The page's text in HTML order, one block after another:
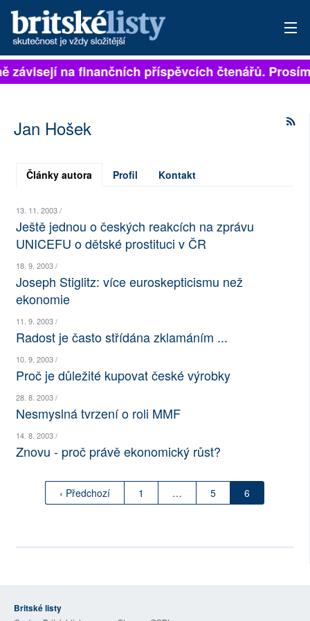
PŘIHLÁSIT
ARCHIV
ROZHOVORY
NEJČTENĚJŠÍ ZA 7 DNÍ
AUTOŘI
PŘÍSPĚVKY NA PROVOZ
SOCIÁLNÍ SÍTĚ
RUBRIKY
PLNÁ VERZE STRÁNEK
závisejí na finančních příspěvcích čtenářů.
Jan Hošek
Články autora Profil Kontakt
13. 11. 2003 /
Ještě jednou o českých reakcích na zprávu
UNICEFU o dětské prostituci v ČR
18. 9. 2003 /
Joseph Stiglitz: více euroskepticismu než
ekonomie
11. 9. 2003 /
Radost je často střídána zklamáním ...
10. 9. 2003 /
Proč je důležité kupovat české výrobky
28. 8. 2003 /
Nesmyslná tvrzení o roli MMF
14. 8. 2003 /
Znovu - proč právě ekonomický růst?
‹ Předchozí 1 … 5 6
Britské listy